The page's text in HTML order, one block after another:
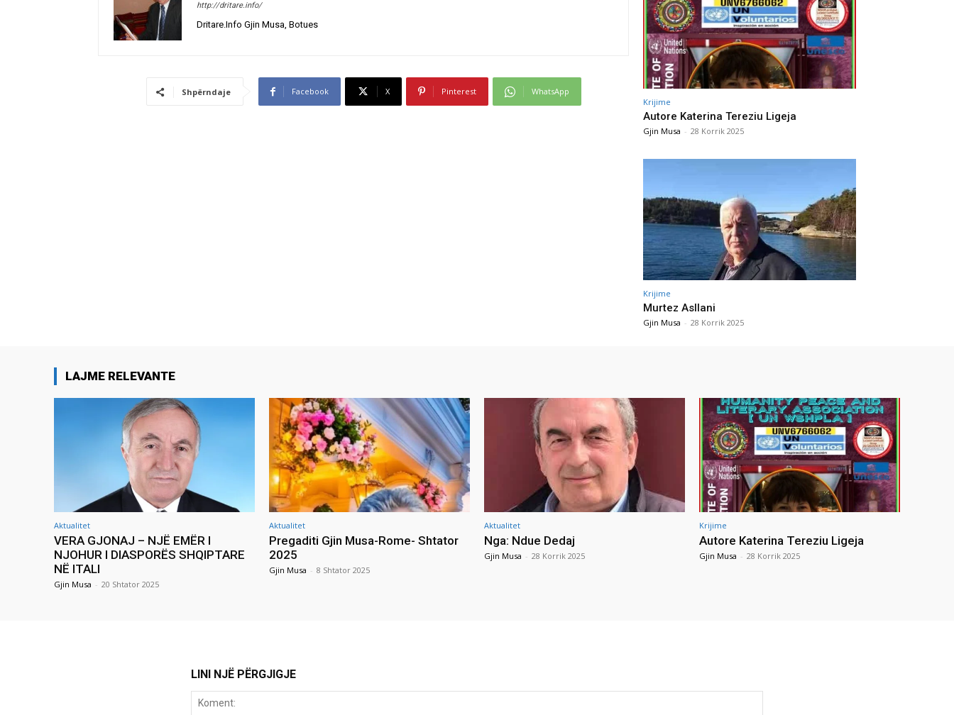
http://dritare.info/
Dritare.Info Gjin Musa, Botues
Shpërndaje Facebook X Pinterest WhatsApp
Krijime
Autore Katerina Tereziu Ligeja
Gjin Musa - 28 Korrik 2025
Krijime
Murtez Asllani
Gjin Musa - 28 Korrik 2025
LAJME RELEVANTE
Aktualitet
VERA GJONAJ – NJË EMËR I
NJOHUR I DIASPORËS SHQIPTARE
NË ITALI
Gjin Musa - 20 Shtator 2025
Aktualitet
Pregaditi Gjin Musa-Rome- Shtator
2025
Gjin Musa - 8 Shtator 2025
Aktualitet
Nga: Ndue Dedaj
Gjin Musa - 28 Korrik 2025
Krijime
Autore Katerina Tereziu Ligeja
Gjin Musa - 28 Korrik 2025
LINI NJË PËRGJIGJE